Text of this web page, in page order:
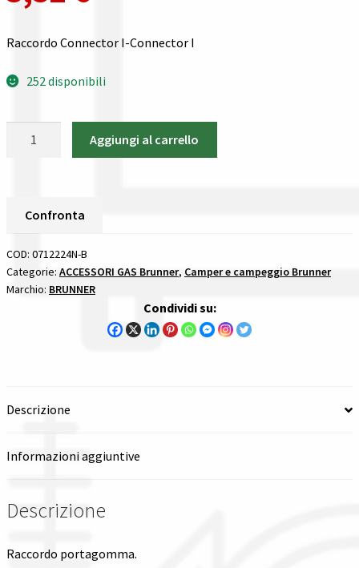
Gestione resi
Guida all’utilizzo del sito
Pagamenti
Privacy policy
Confronta
I nostri negozi
Checkout
Il mio account
Raccordo Connector I-Connector I
252 disponibili
ACCESSORI
quantità
Aggiungi al carrello
Confronta
COD: 0712224N-B
Categorie: ACCESSORI GAS Brunner, Camper e campeggio Brunner
Marchio: BRUNNER
Condividi su:
Descrizione
Informazioni aggiuntive
Descrizione
Raccordo portagomma.